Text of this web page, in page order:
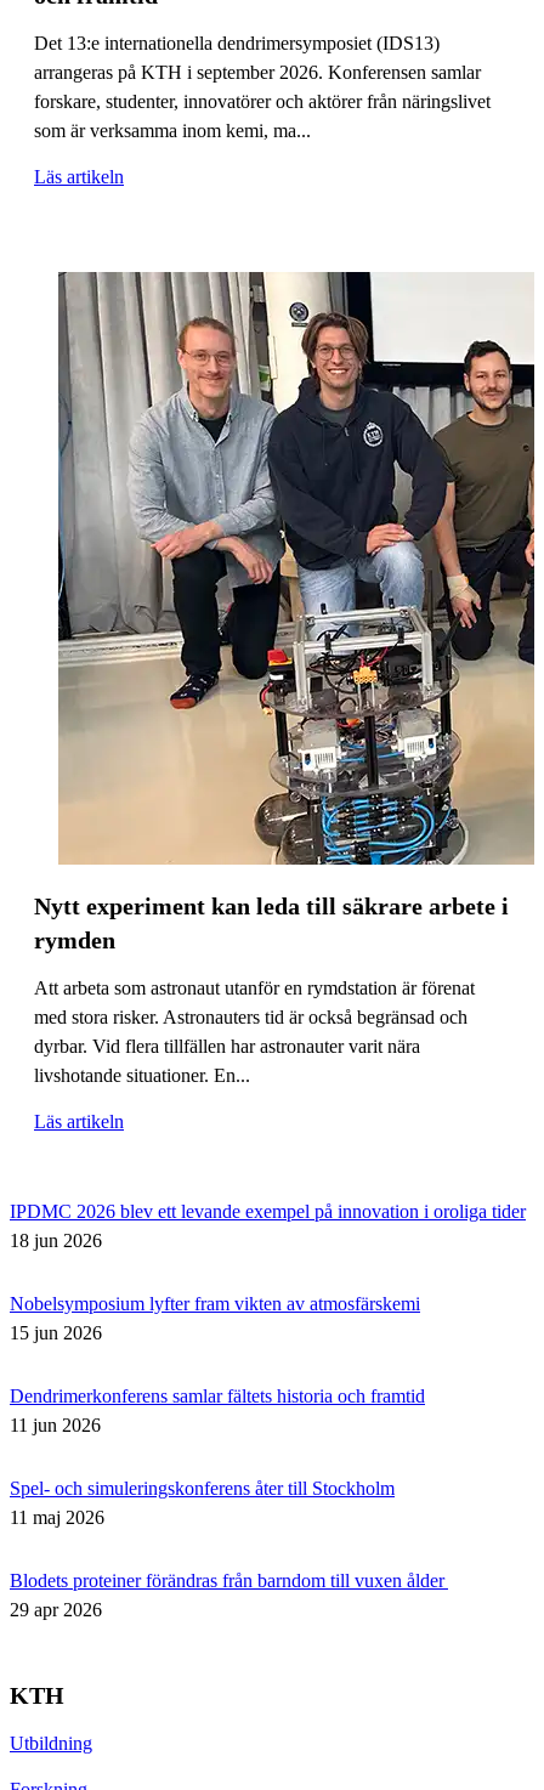
Det 13:e internationella dendrimersymposiet (IDS13)
arrangeras på KTH i september 2026. Konferensen samlar
forskare, studenter, innovatörer och aktörer från näringslivet
som är verksamma inom kemi, ma...
Läs artikeln
Nytt experiment kan leda till säkrare arbete i
rymden
Att arbeta som astronaut utanför en rymdstation är förenat
med stora risker. Astronauters tid är också begränsad och
dyrbar. Vid flera tillfällen har astronauter varit nära
livshotande situationer. En...
Läs artikeln
IPDMC 2026 blev ett levande exempel på innovation i oroliga tider
18 jun 2026
Nobelsymposium lyfter fram vikten av atmosfärskemi
15 jun 2026
Dendrimerkonferens samlar fältets historia och framtid
11 jun 2026
Spel- och simuleringskonferens åter till Stockholm
11 maj 2026
Blodets proteiner förändras från barndom till vuxen ålder
29 apr 2026
KTH
Utbildning